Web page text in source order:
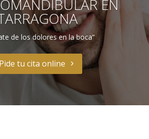
EN
de los dolores en la boca”
Pide tu cita online